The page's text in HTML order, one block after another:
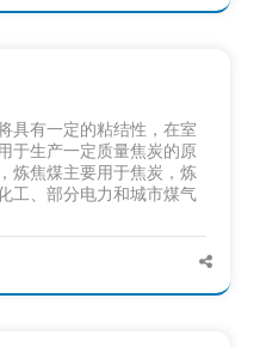
有一定的粘结性，在室
于生产一定质量焦炭的原
炼焦煤主要用于焦炭，炼
工、部分电力和城市煤气